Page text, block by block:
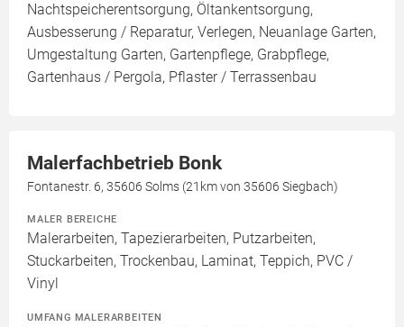
Nachtspeicherentsorgung, Öltankentsorgung,
Ausbesserung / Reparatur, Verlegen, Neuanlage Garten,
Umgestaltung Garten, Gartenpflege, Grabpflege,
Gartenhaus / Pergola, Pflaster / Terrassenbau
Malerfachbetrieb Bonk
Fontanestr. 6, 35606 Solms (21km von 35606 Siegbach)
MALER BEREICHE
Malerarbeiten, Tapezierarbeiten, Putzarbeiten,
Stuckarbeiten, Trockenbau, Laminat, Teppich, PVC /
Vinyl
UMFANG MALERARBEITEN